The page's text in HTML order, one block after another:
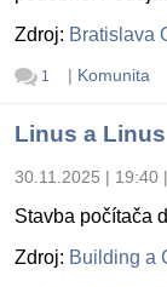
Zdroj: Bratislava
1 | Komunita
Linus a Linus
30.11.2025 | 19:40 |
Stavba počítača
Zdroj: Building a